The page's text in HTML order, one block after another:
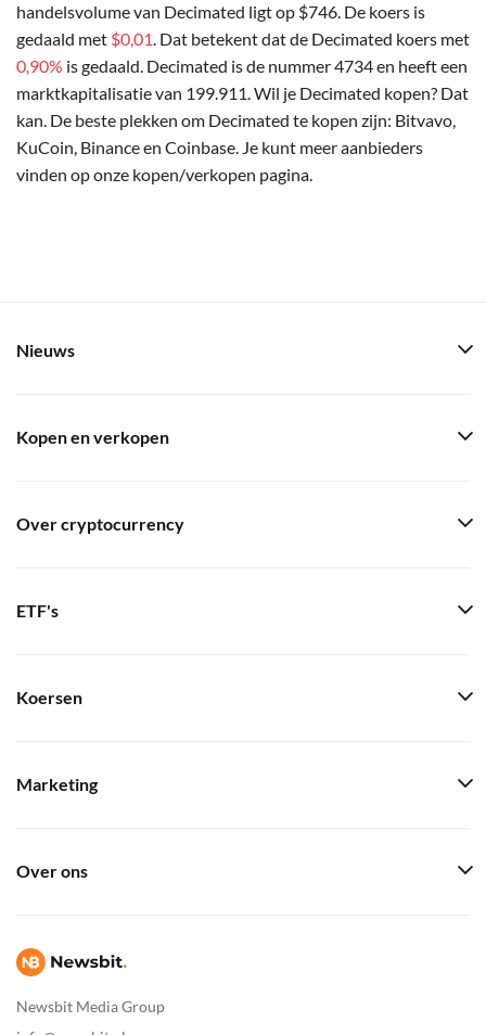
handelsvolume van Decimated ligt op $746. De koers is
gedaald met $0,01. Dat betekent dat de Decimated koers met
0,90% is gedaald. Decimated is de nummer 4734 en heeft een
marktkapitalisatie van 199.911. Wil je Decimated kopen? Dat
kan. De beste plekken om Decimated te kopen zijn: Bitvavo,
KuCoin, Binance en Coinbase. Je kunt meer aanbieders
vinden op onze kopen/verkopen pagina.
Newsbit Media Group
Nieuws
Kopen en verkopen
Over cryptocurrency
ETF's
Koersen
Marketing
Over ons